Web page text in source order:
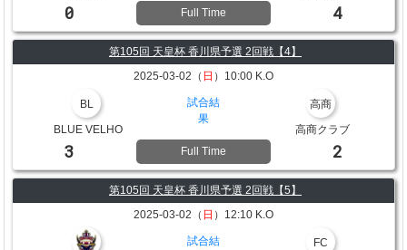
0 Full Time 4
第105回 天皇杯 香川県予選 2回戦【4】
2025-03-02（ 日 ）10:00 K.O
BL
BLUE VELHO
試合結
果
高商
高商クラブ
3 Full Time 2
第105回 天皇杯 香川県予選 2回戦【5】
2025-03-02（ 日 ）12:10 K.O
試合結
FC